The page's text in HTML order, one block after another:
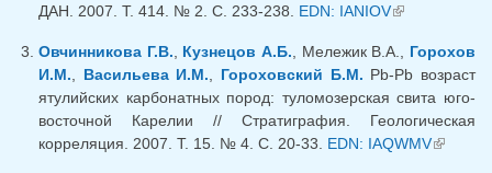
ДАН. 2007. Т. 414. № 2. C. 233-238. EDN: IANIOV(внешняя
Овчинникова Г.В.
Кузнецов А.Б. , Мележик В.А., Горохов
И.М.
Васильева И.М. Гороховский Б.М. Pb-Pb возраст
ятулийских карбонатных пород: туломозерская свита юго-
восточной Карелии // Стратиграфия. Геологическая
корреляция. 2007. Т. 15. № 4. C. 20-33. EDN: IAQWMV